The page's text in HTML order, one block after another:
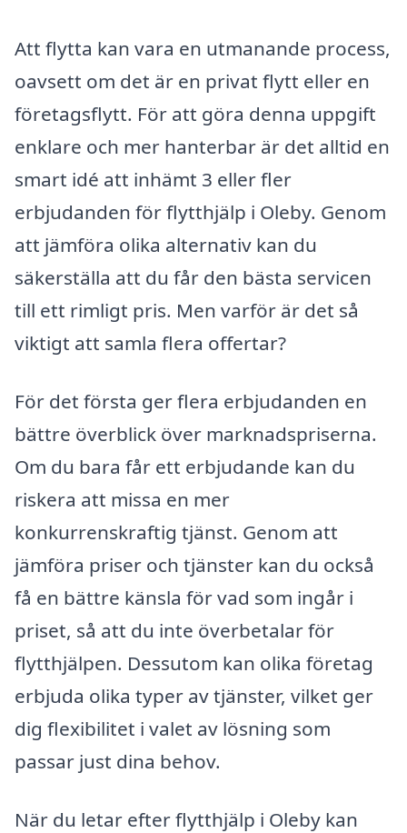
Att flytta kan vara en utmanande process,
oavsett om det är en privat flytt eller en
företagsflytt. För att göra denna uppgift
enklare och mer hanterbar är det alltid en
smart idé att inhämt 3 eller fler
erbjudanden för flytthjälp i Oleby. Genom
att jämföra olika alternativ kan du
säkerställa att du får den bästa servicen
till ett rimligt pris. Men varför är det så
viktigt att samla flera offertar?
För det första ger flera erbjudanden en
bättre överblick över marknadspriserna.
Om du bara får ett erbjudande kan du
riskera att missa en mer
konkurrenskraftig tjänst. Genom att
jämföra priser och tjänster kan du också
få en bättre känsla för vad som ingår i
priset, så att du inte överbetalar för
flytthjälpen. Dessutom kan olika företag
erbjuda olika typer av tjänster, vilket ger
dig flexibilitet i valet av lösning som
passar just dina behov.
När du letar efter flytthjälp i Oleby kan